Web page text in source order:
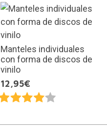
Manteles individuales
con forma de discos de
vinilo
12,95€